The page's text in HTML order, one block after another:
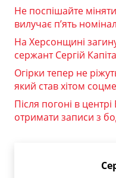
Не поспішайте
вилучає п’ять
На Херсонщині
сержант Сергій
Огірки тепер не
який став хітом
Після погоні в
отримати записи з